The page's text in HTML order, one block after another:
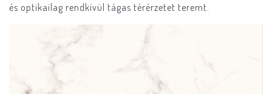
és optikailag rendkívül tágas térérzetet teremt.